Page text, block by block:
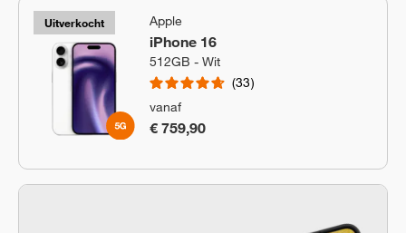
Uitverkocht Apple
iPhone 16
512GB - Wit
33
vanaf
€ 759,90